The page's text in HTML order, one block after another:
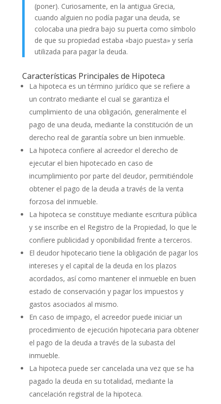
(poner). Curiosamente, en la antigua Grecia,
cuando alguien no podía pagar una deuda, se
colocaba una piedra bajo su puerta como símbolo
de que su propiedad estaba «bajo puesta» y sería
utilizada para pagar la deuda.
Características Principales de Hipoteca
La hipoteca es un término jurídico que se refiere a
un contrato mediante el cual se garantiza el
cumplimiento de una obligación, generalmente el
pago de una deuda, mediante la constitución de un
derecho real de garantía sobre un bien inmueble.
La hipoteca confiere al acreedor el derecho de
ejecutar el bien hipotecado en caso de
incumplimiento por parte del deudor, permitiéndole
obtener el pago de la deuda a través de la venta
forzosa del inmueble.
La hipoteca se constituye mediante escritura pública
y se inscribe en el Registro de la Propiedad, lo que le
confiere publicidad y oponibilidad frente a terceros.
El deudor hipotecario tiene la obligación de pagar los
intereses y el capital de la deuda en los plazos
acordados, así como mantener el inmueble en buen
estado de conservación y pagar los impuestos y
gastos asociados al mismo.
En caso de impago, el acreedor puede iniciar un
procedimiento de ejecución hipotecaria para obtener
el pago de la deuda a través de la subasta del
inmueble.
La hipoteca puede ser cancelada una vez que se ha
pagado la deuda en su totalidad, mediante la
cancelación registral de la hipoteca.